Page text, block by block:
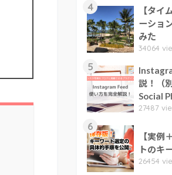
4
【タイ
ーショ
みた
34064
5
説！（
Social
27487
6
【実例
トのキ
26454